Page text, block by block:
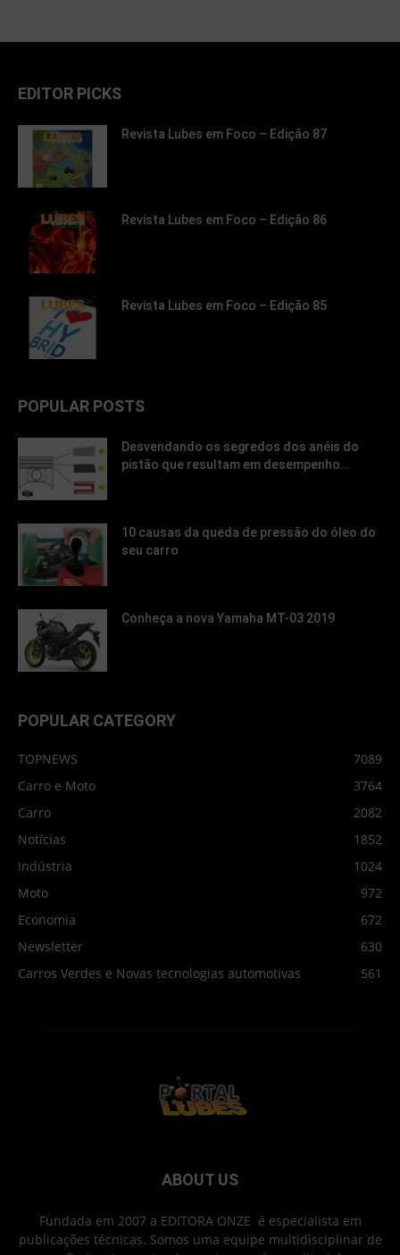
EDITOR PICKS
Revista Lubes em Foco – Edição 87
Revista Lubes em Foco – Edição 86
Revista Lubes em Foco – Edição 85
POPULAR POSTS
Desvendando os segredos dos anéis do
pistão que resultam em desempenho...
10 causas da queda de pressão do óleo do
seu carro
Conheça a nova Yamaha MT-03 2019
POPULAR CATEGORY
TOPNEWS
7089
Carro e Moto
3764
Carro
2082
Notícias
1852
Indústria
1024
Moto
972
Economia
672
Newsletter
630
Carros Verdes e Novas tecnologias automotivas
561
ABOUT US
Fundada em 2007 a EDITORA ONZE é especialista em
publicações técnicas. Somos uma equipe multidisciplinar de